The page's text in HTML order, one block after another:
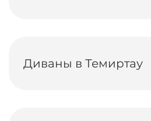
Диваны в Темиртау